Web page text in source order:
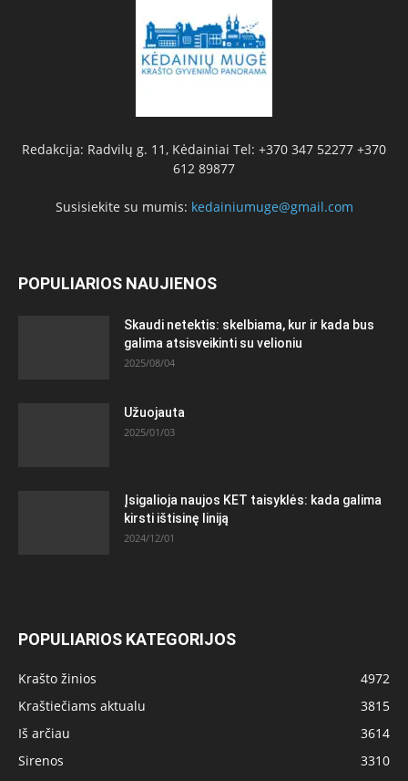
Redakcija: Radvilų g. 11, Kėdainiai Tel: +370 347 52277 +370
612 89877
Susisiekite su mumis: kedainiumuge@gmail.com
POPULIARIOS NAUJIENOS
Skaudi netektis: skelbiama, kur ir kada bus
galima atsisveikinti su velioniu
2025/08/04
Užuojauta
2025/01/03
Įsigalioja naujos KET taisyklės: kada galima
kirsti ištisinę liniją
2024/12/01
POPULIARIOS KATEGORIJOS
Krašto žinios
4972
Kraštiečiams aktualu
3815
Iš arčiau
3614
Sirenos
3310